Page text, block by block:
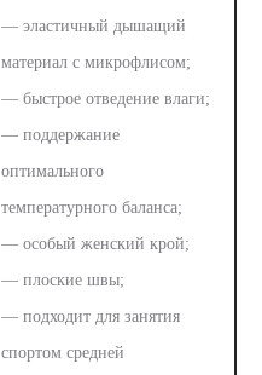
— эластичный дышащий
материал c микрофлисом;
— быстрое отведение влаги;
— поддержание
оптимального
температурного баланса;
— особый женский крой;
— плоские швы;
— подходит для занятия
спортом средней